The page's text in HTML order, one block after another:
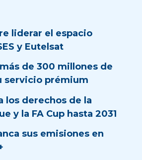
liderar el espacio
y Eutelsat
de 300 millones de
servicio prémium
los derechos de la
y la FA Cup hasta 2031
sus emisiones en